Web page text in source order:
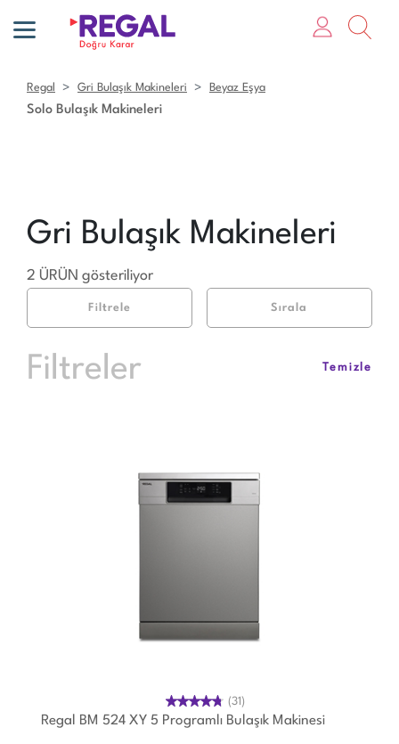
Regal Gri Bulaşık Makineleri Beyaz Eşya
Solo Bulaşık Makineleri
Gri Bulaşık Makineleri
2 ÜRÜN gösteriliyor
Filtrele Sırala
Filtreler Temizle
(31)
Regal BM 524 XY 5 Programlı Bulaşık Makinesi